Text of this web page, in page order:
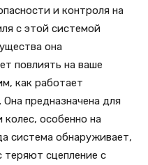
и контроля на
с этой системой
она
повлиять на ваше
как работает
предназначена для
особенно на
система обнаруживает,
теряют сцепление с